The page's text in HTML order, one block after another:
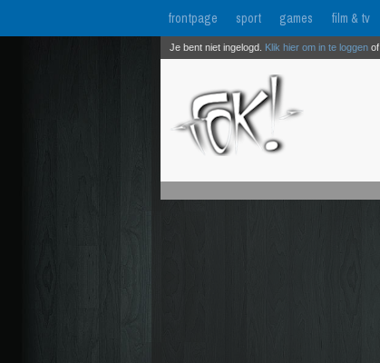
frontpage sport games film & tv
Je bent niet ingelogd. Klik hier om in te loggen of